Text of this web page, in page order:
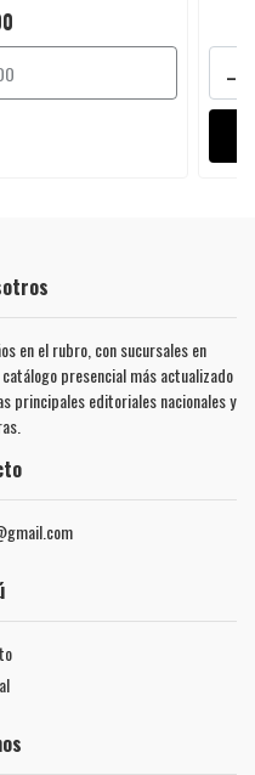
-
en el rubro, con sucursales en
presencial más actualizado
principales editoriales nacionales y